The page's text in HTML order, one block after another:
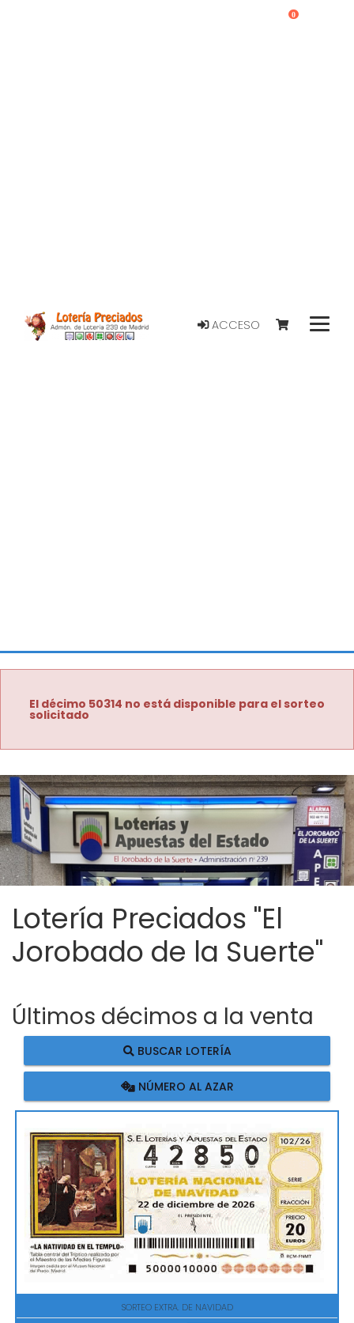
ACCESO
0
El décimo 50314 no está disponible para el sorteo
solicitado
Lotería Preciados "El
Jorobado de la Suerte"
Últimos décimos a la venta
BUSCAR LOTERÍA
NÚMERO AL AZAR
SORTEO EXTRA. DE NAVIDAD